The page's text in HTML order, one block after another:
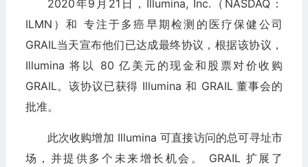
2020年9月21日，Illumina, Inc.（NASDAQ：
ILMN）和 专注于多癌早期检测的医疗保健公司
GRAIL当天宣布他们已达成最终协议，根据该协议，
Illumina 将以 80 亿美元的现金和股票对价收购
GRAIL。该协议已获得 Illumina 和 GRAIL 董事会的
批准。
此次收购增加 Illumina 可直接访问的总可寻址市
场，并提供多个未来增长机会。 GRAIL 扩展了